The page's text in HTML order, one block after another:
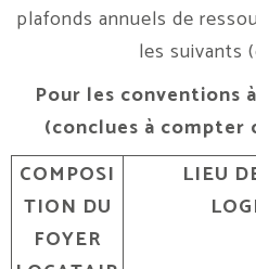
plafonds annuels de
les suivants
Pour les conventions
(conclues à compter
COMPOSI
TION DU
FOYER
LIEU